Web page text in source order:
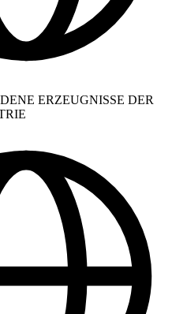
ERZEUGNISSE DER